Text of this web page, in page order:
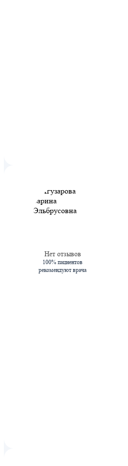
Нет отзывов
100% пациентов
рекомендуют врача